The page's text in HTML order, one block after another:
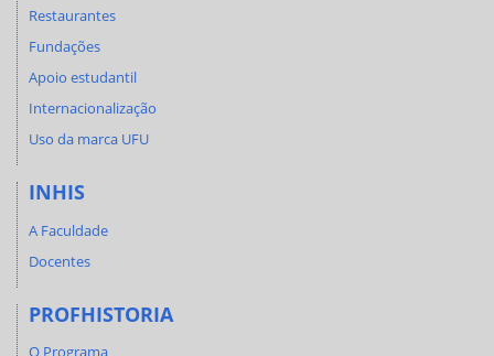
Restaurantes
Fundações
Apoio estudantil
Internacionalização
Uso da marca UFU
INHIS
A Faculdade
Docentes
PROFHISTORIA
O Programa